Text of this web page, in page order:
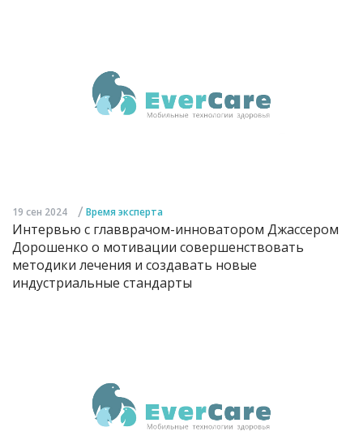
19 сен 2024 / Время эксперта
Интервью с главврачом-инноватором Джассером
Дорошенко о мотивации совершенствовать
методики лечения и создавать новые
индустриальные стандарты